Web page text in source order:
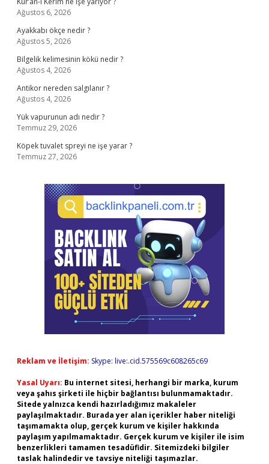
Ağustos 6, 2026
Ayakkabı ökçe nedir ?
Ağustos 5, 2026
Bilgelik kelimesinin kökü nedir ?
Ağustos 4, 2026
Antikor nereden salgılanır ?
Ağustos 4, 2026
Yük vapurunun adı nedir ?
Temmuz 29, 2026
Köpek tuvalet spreyi ne işe yarar ?
Temmuz 27, 2026
Reklam ve İletişim: Skype: live:.cid.575569c608265c69
Yasal Uyarı: Bu internet sitesi, herhangi bir marka, kurum
veya şahıs şirketi ile hiçbir bağlantısı bulunmamaktadır.
Sitede yalnızca kendi hazırladığımız makaleler
paylaşılmaktadır. Burada yer alan içerikler haber niteliği
taşımamakta olup, gerçek kurum ve kişiler hakkında
paylaşım yapılmamaktadır. Gerçek kurum ve kişiler ile isim
benzerlikleri tamamen tesadüfidir. Sitemizdeki bilgiler
taslak halindedir ve tavsiye niteliği taşımazlar.